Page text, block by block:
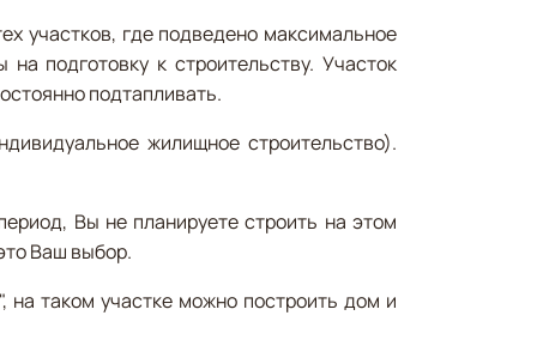
участков, где подведено максимальное
подготовку к строительству. Участок
подтапливать.
жилищное строительство).
Вы не планируете строить на этом
Ваш выбор.
на таком участке можно построить дом и